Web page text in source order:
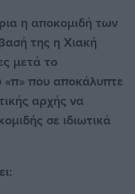
η αποκομιδή των
της η Χιακή
μετά το
«π» που αποκάλυπτε
αρχής να
σε ιδιωτικά